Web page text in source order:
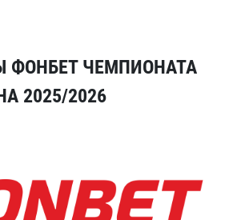
ФОНБЕТ ЧЕМПИОНАТА
2025/2026